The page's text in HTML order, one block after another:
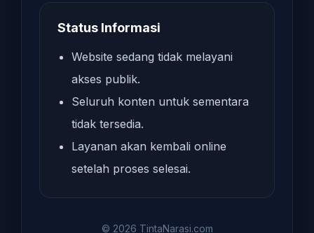
Status Informasi
Website sedang tidak melayani
akses publik.
Seluruh konten untuk sementara
tidak tersedia.
Layanan akan kembali online
setelah proses selesai.
© 2026 TintaNarasi.com